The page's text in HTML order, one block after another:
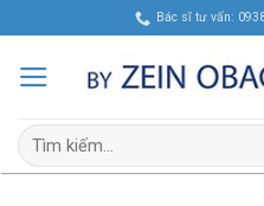
content
Bác sĩ tư vấn:
Tìm
kiếm: